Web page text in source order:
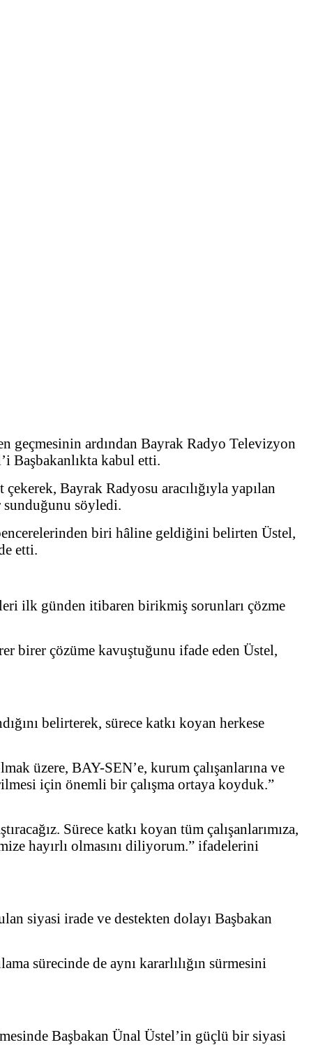
geçmesinin ardından Bayrak Radyo Televizyon
Başbakanlıkta kabul etti.
Bayrak Radyosu aracılığıyla yapılan
sunduğunu söyledi.
biri hâline geldiğini belirten Üstel,
etti.
ilk günden itibaren birikmiş sorunları çözme
birer çözüme kavuştuğunu ifade eden Üstel,
belirterek, sürece katkı koyan herkese
üzere, BAY-SEN’e, kurum çalışanlarına ve
için önemli bir çalışma ortaya koyduk.”
Sürece katkı koyan tüm çalışanlarımıza,
hayırlı olmasını diliyorum.” ifadelerini
siyasi irade ve destekten dolayı Başbakan
sürecinde de aynı kararlılığın sürmesini
Başbakan Ünal Üstel’in güçlü bir siyasi